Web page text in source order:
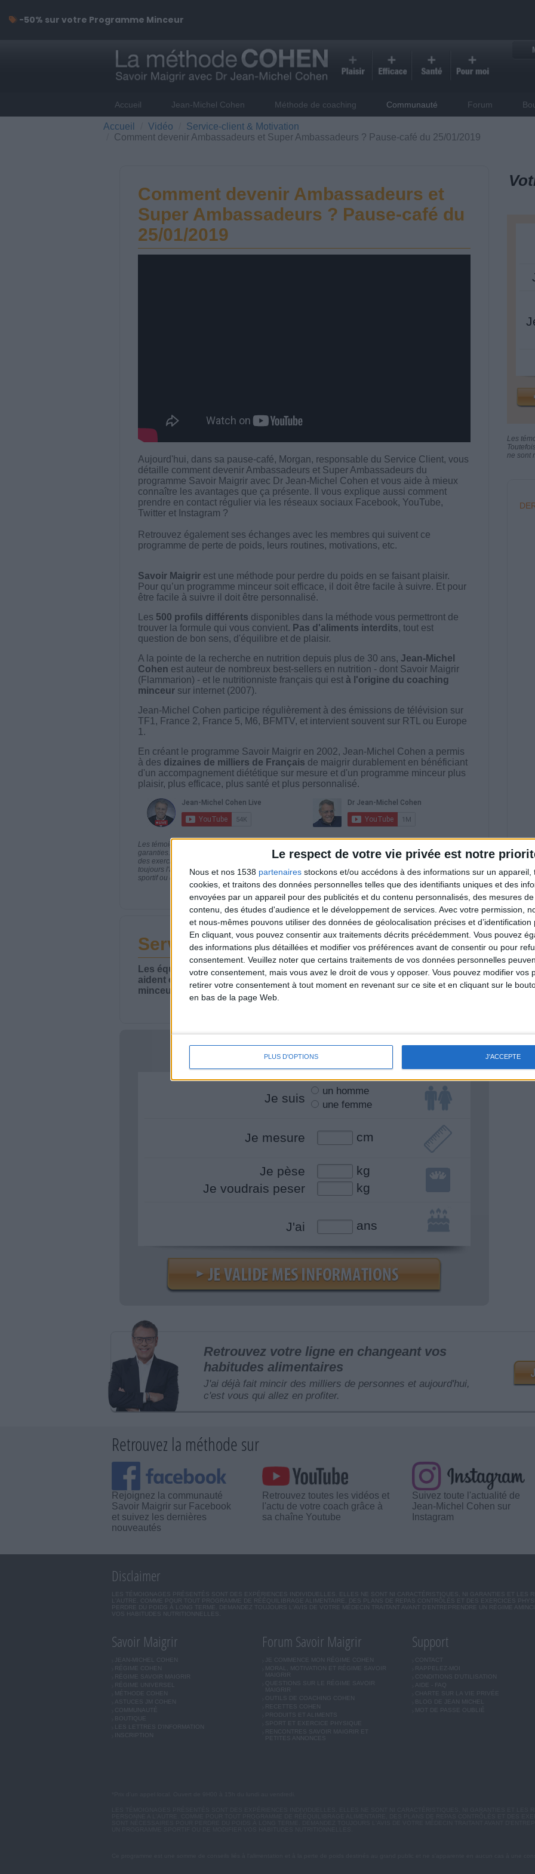
Le respect de votre vie privée est notre
Nous et nos 1538 partenaires stockons et/ou accédons à des informations sur un appareil,
cookies, et traitons des données personnelles telles que des identifiants uniques et des
envoyées par un appareil pour des publicités et du contenu personnalisés, des mesures
contenu, des études d'audience et le développement de services. Avec votre permission,
et nous-mêmes pouvons utiliser des données de géolocalisation précises et d’identification
En cliquant, vous pouvez consentir aux traitements décrits précédemment. Vous pouvez
des informations plus détaillées et modifier vos préférences avant de consentir ou pour
consentement. Veuillez noter que certains traitements de vos données personnelles
votre consentement, mais vous avez le droit de vous y opposer. Vous pouvez modifier vos
retirer votre consentement à tout moment en revenant sur ce site et en cliquant sur le
en bas de la page Web.
PLUS D'OPTIONS J'ACCEPTE
Accueil Jean-Michel Cohen Méthode de coaching Communauté Forum
Accueil Vidéo
Service-client & Motivation
Comment devenir Ambassadeurs et Super Ambassadeurs ? Pause-café du 25/01/2019
Comment devenir Ambassadeurs et
Super Ambassadeurs ? Pause-café du
25/01/2019
Aujourd'hui, dans sa pause-café, Morgan, responsable du Service Client, vous
détaille comment devenir Ambassadeurs et Super Ambassadeurs du
programme Savoir Maigrir avec Dr Jean-Michel Cohen et vous aide à mieux
connaître les avantages que ça présente. Il vous explique aussi comment
prendre en contact régulier via les réseaux sociaux Facebook, YouTube,
Twitter et Instagram ?
Retrouvez également ses échanges avec les membres qui suivent ce
programme de perte de poids, leurs routines, motivations, etc.
Savoir Maigrirest une méthode pour perdre du poids en se faisant plaisir.
Pour qu’un programme minceur soit efficace, il doit être facile à suivre. Et pour
être facile à suivre il doit être personnalisé.
Les 500 profils différents disponibles dans la méthode vous permettront de
trouver la formule qui vous convient. Pas d'aliments interdits, tout est
question de bon sens, d'équilibre et de plaisir.
A la pointe de la recherche en nutrition depuis plus de 30 ans, Jean-Michel
Cohen est auteur de nombreux best-sellers en nutrition - dont Savoir Maigrir
(Flammarion) - et le nutritionniste français qui est à l'origine du coaching
minceursur internet (2007).
Jean-Michel Cohen participe régulièrement à des émissions de télévision sur
TF1, France 2, France 5, M6, BFMTV, et intervient souvent sur RTL ou Europe
1.
En créant le programme Savoir Maigrir en 2002, Jean-Michel Cohen a permis
à des dizaines de milliers de Français de maigrir durablement en bénéficiant
d'un accompagnement diététique sur mesure et d'un programme minceur plus
plaisir, plus efficace, plus santé et plus personnalisé.
Les témoignages présentés sont des expériences individuelles qui ne sont ni caractéristiques, ni
garanties. Comme pour tout programme de rééquilibrage alimentaire, des plans de repas contrôlés et
des exercices physiques réguliers sont nécessaires pour perdre du poids à long terme. Demandez
toujours l'avis de votre médecin traitant avant d'entreprendre un régime amincissant, un programme
sportif ou de modifier vos habitudes nutritionnelles.
Service-client & Motivation Voir tout
Les équipes du Service-client et de la Communauté Savoir Maigrir vous
aident chaque semaine à vous rapprocher sereinement de votre objectif
minceur.
Votre bilan minceur
Je suis
un homme
une femme
Je mesure cm
Je pèse
kg
Je voudrais peser
kg
J'ai ans
Les
ne sont
Retrouvez votre ligne en changeant vos
habitudes alimentaires
J'ai déjà fait mincir des milliers de personnes et aujourd'hui,
c'est vous qui allez en profiter.
Retrouvez la méthode sur
Rejoignez la communauté
Savoir Maigrir sur Facebook
et suivez les dernières
nouveautés
Retrouvez toutes les vidéos et
l'actu de votre coach grâce à
sa chaîne Youtube
Suivez toute l'actualité de
Jean-Michel Cohen sur
Instagram
Disclaimer
LES TÉMOIGNAGES PRÉSENTÉS SONT DES EXPÉRIENCES INDIVIDUELLES. ELLES NE SONT NI CARACTÉRISTIQUES, NI GARANTIES ET LES
L'AUTRE. COMME POUR TOUT PROGRAMME DE RÉÉQUILIBRAGE ALIMENTAIRE, DES PLANS DE REPAS CONTRÔLÉS ET DES EXERCICES
PERDRE DU POIDS À LONG TERME. DEMANDEZ TOUJOURS L'AVIS DE VOTRE MÉDECIN TRAITANT AVANT D'ENTREPRENDRE UN RÉGIME
VOS HABITUDES NUTRITIONNELLES.
Savoir Maigrir
JEAN-MICHEL COHEN
RÉGIME COHEN
RÉGIME SAVOIR MAIGRIR
RÉGIME UNIVERSEL
MÉTHODE COHEN
ASTUCES JM COHEN
COMMUNAUTÉ
BOUTIQUE
LES LETTRES D'INFORMATION
INSCRIPTION
Forum Savoir Maigrir
JE COMMENCE MON RÉGIME COHEN
MORAL, MOTIVATION ET RÉGIME SAVOIR
MAIGRIR
QUESTIONS SUR LE RÉGIME SAVOIR
MAIGRIR
OUTILS DE COACHING COHEN
RECETTES COHEN
PRODUITS ET ALIMENTS
SPORT ET EXERCICE PHYSIQUE
RENCONTRES SAVOIR MAIGRIR ET
PETITES ANNONCES
Support
CONTACT
RAPPELEZ-MOI
CONDITIONS D'UTILISATION
AIDE - FAQ
CHARTE SUR LA VIE PRIVÉE
BLOG DE JEAN MICHEL
MOT DE PASSE OUBLIÉ
-50% sur votre Programme Minceur